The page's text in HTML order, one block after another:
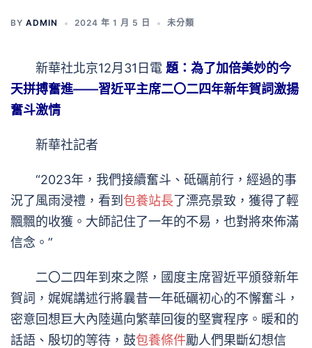
BY ADMIN 2024 年 1 月 5 日 未分類
新華社北京12月31日電 題：為了加倍美妙的今
天拼搏奮進——習近平主席二〇二四年新年賀詞激揚
奮斗激情
新華社記者
“2023年，我們接續奮斗、砥礪前行，經過的事
況了風雨浸禮，看到 包養站長了漂亮景致，獲得了輕
飄飄的收獲。大師記住了一年的不易，也對將來佈滿
信念。”
二〇二四年到來之際，國度主席習近平頒發新年
賀詞，娓娓講述行將曩昔一年砥礪初心的不懈奮斗，
密意回想巨大內陸邁向繁華回復的堅實程序。暖和的
話語、殷切的等待，鼓包養條件勵人們果斷幻想信